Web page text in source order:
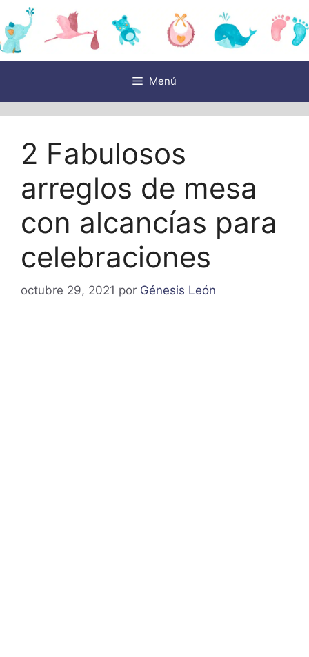
Saltar
al
contenido
Menú
2 Fabulosos
arreglos de mesa
con alcancías para
celebraciones
octubre 29, 2021 por Génesis León